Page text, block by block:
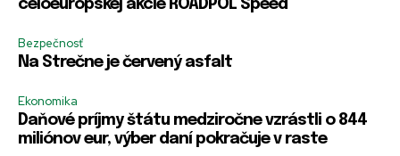
l
e
s
o
R
e
m
m
e
r
b
r
R
m
e
m
b
m
e
r
celoeurópskej akcie ROADPOL Speed
Bezpečnosť
Na Strečne je červený asfalt
Ekonomika
Daňové príjmy štátu medziročne vzrástli o 844
miliónov eur, výber daní pokračuje v raste